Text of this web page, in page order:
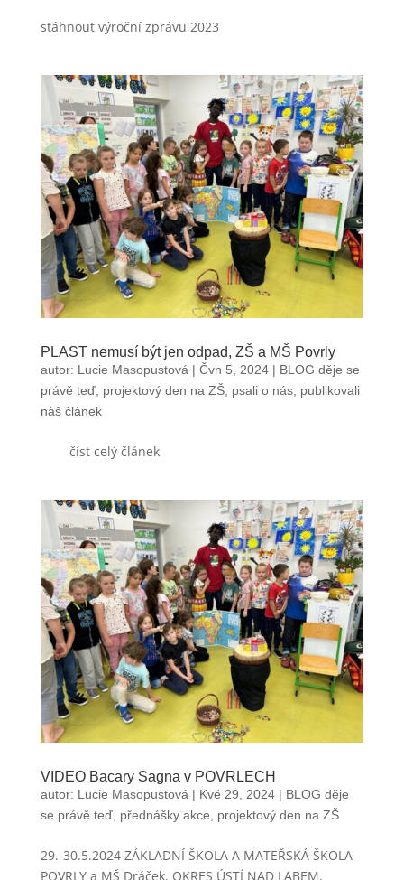
stáhnout výroční zprávu 2023
PLAST nemusí být jen odpad, ZŠ a MŠ Povrly
autor: Lucie Masopustová | Čvn 5, 2024| BLOG děje se
právě teď, projektový den na ZŠ, psali o nás, publikovali
náš článek
číst celý článek
VIDEO Bacary Sagna v POVRLECH
autor: Lucie Masopustová | Kvě 29, 2024| BLOG děje
se právě teď, přednášky akce projektový den na ZŠ
29.-30.5.2024 ZÁKLADNÍ ŠKOLA A MATEŘSKÁ ŠKOLA
POVRLY a MŠ Dráček, OKRES ÚSTÍ NAD LABEM,